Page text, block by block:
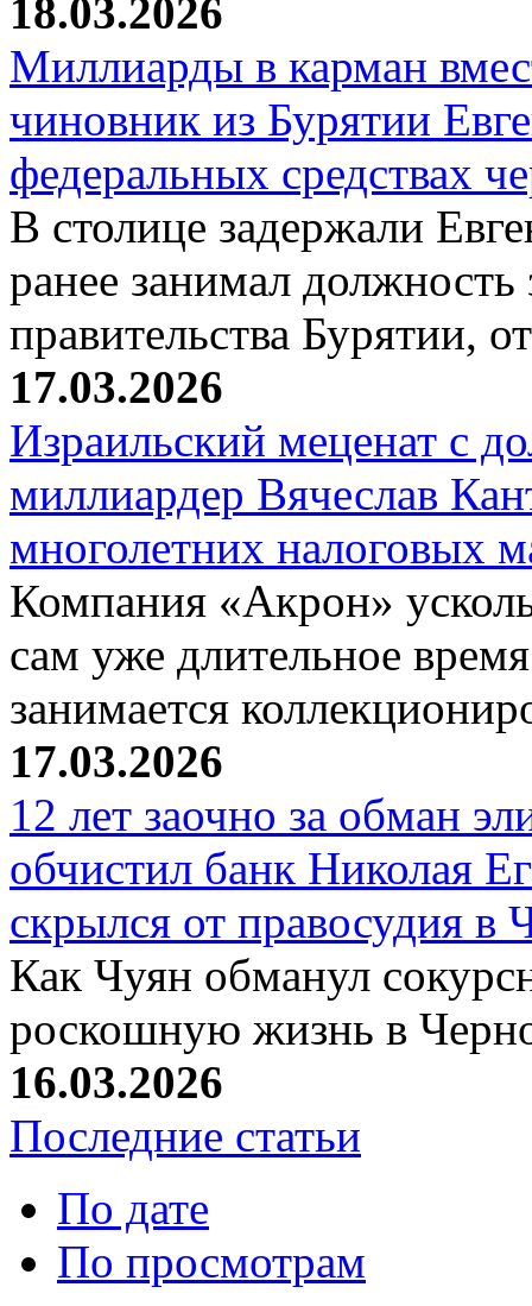
18.03.2026
Миллиарды в карман
чиновник из Бурятии
федеральных средствах
В столице задержали
ранее занимал должность
правительства Бурятии,
17.03.2026
Израильский меценат с
миллиардер Вячеслав
многолетних налоговых
Компания «Акрон»
сам уже длительное
занимается
17.03.2026
12 лет заочно за обман
обчистил банк Николая
скрылся от правосудия в
Как Чуян обманул
роскошную жизнь в
16.03.2026
Последние статьи
По дате
По просмотрам